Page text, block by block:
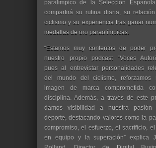
paralímpico de la Selección
compartirá su rutina diaria, su
ciclismo y su experiencia tras ganar
medallas de oro paraolímpicas.
“Estamos muy contentos de poder
nuestro propio podcast “Voces
pues al entrevistar personalidades
del mundo del ciclismo, reforzamos
imagen de marca comprometida
disciplina. Además, a través de este
damos visibilidad a nuestra pasión
deporte, destacando valores como la
compromiso, el esfuerzo, el sacrificio,
en equipo y la superación” explica